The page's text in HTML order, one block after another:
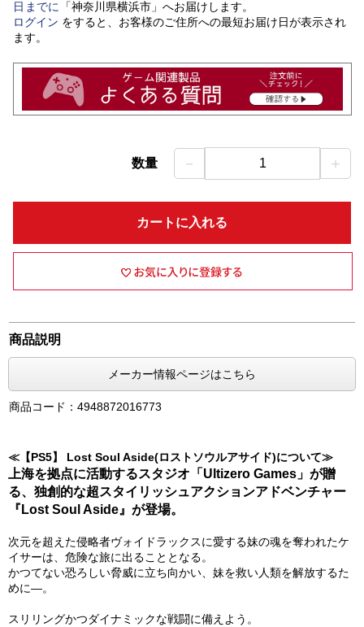
日 までに 「神奈川県横浜市」 へお届けします。
ログイン をすると、お客様のご住所への最短お届け日が表示され
ます。
数量 － 1 ＋
カートに入れる
商品説明
メーカー情報ページはこちら
商品コード：4948872016773
≪【PS5】 Lost Soul Aside(ロストソウルアサイド)について≫
上海を拠点に活動するスタジオ「Ultizero Games」が贈
る、独創的な超スタイリッシュアクションアドベンチャー
『Lost Soul Aside』が登場。
次元を超えた侵略者ヴォイドラックスに愛する妹の魂を奪われたケ
イサーは、危険な旅に出ることとなる。
かつてない恐ろしい脅威に立ち向かい、妹を救い人類を解放するた
めに―。
スリリングかつダイナミックな戦闘に備えよう。